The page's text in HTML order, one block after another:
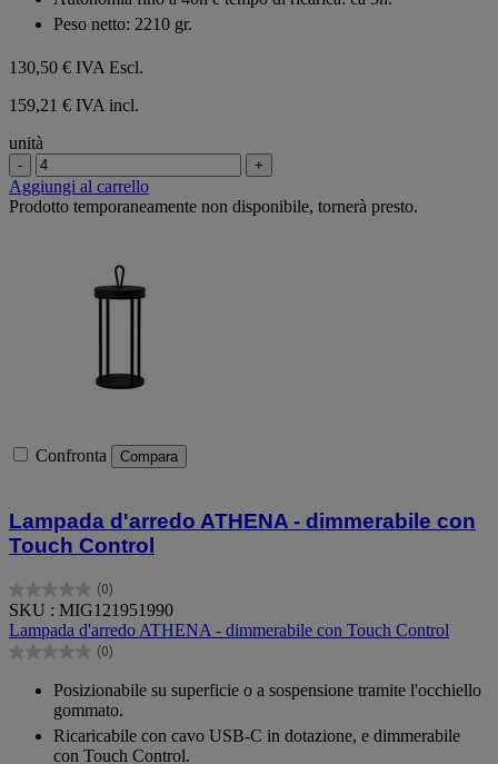
Peso netto: 2210 gr.
130,50 € IVA Escl.
159,21 € IVA incl.
unità
- +
Aggiungi al carrello
Prodotto temporaneamente non disponibile, tornerà presto.
Confronta Compara
Lampada d'arredo ATHENA - dimmerabile con
Touch Control
(0)
0.0
su
5
stelle.
SKU : MIG121951990
Lampada d'arredo ATHENA - dimmerabile con Touch Control
(0)
0.0
Posizionabile su superficie o a sospensione tramite l'occhiello
gommato.
Ricaricabile con cavo USB-C in dotazione, e dimmerabile
con Touch Control.